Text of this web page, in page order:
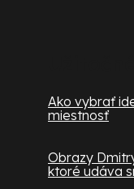
Ako vybrať
miestnosť
Obrazy
ktoré udáva